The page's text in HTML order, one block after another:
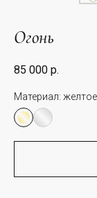
Огонь
85 000 р.
Материал: